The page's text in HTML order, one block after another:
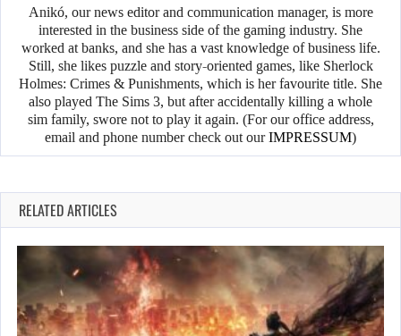
Anikó, our news editor and communication manager, is more
interested in the business side of the gaming industry. She
worked at banks, and she has a vast knowledge of business life.
Still, she likes puzzle and story-oriented games, like Sherlock
Holmes: Crimes & Punishments, which is her favourite title. She
also played The Sims 3, but after accidentally killing a whole
sim family, swore not to play it again. (For our office address,
email and phone number check out ourIMPRESSUM)
RELATED ARTICLES